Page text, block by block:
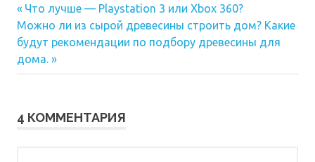
Навигация
по
записям
Предыдущая
запись:
Что лучше — Playstation 3 или Xbox 360?
Следующая
запись:
Можно ли из сырой древесины строить дом? Какие
будут рекомендации по подбору древесины для
дома.
4 КОММЕНТАРИЯ